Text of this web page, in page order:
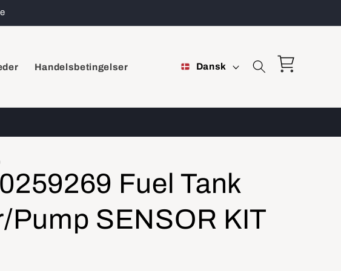
Handelsbetingelser
S
r
Dansk Indkøbskurv
Fuel Tank
Pump SENSOR KIT